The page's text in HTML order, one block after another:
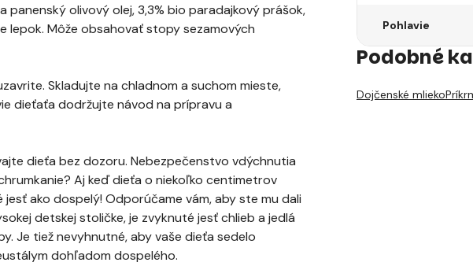
panenský olivový olej, 3,3% bio paradajkový prášok,
lepok. Môže obsahovať stopy sezamových
Skladujte na chladnom a suchom mieste,
dieťaťa dodržujte návod na prípravu a
dieťa bez dozoru. Nebezpečenstvo vdýchnutia
Aj keď dieťa o niekoľko centimetrov
ako dospelý! Odporúčame vám, aby ste mu dali
detskej stoličke, je zvyknuté jesť chlieb a jedlá
Je tiež nevyhnutné, aby vaše dieťa sedelo
dohľadom dospelého.
Pohlavie
Podobné
Dojčenské mlieko